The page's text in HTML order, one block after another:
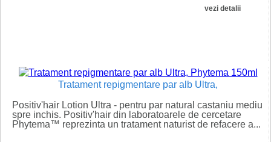
vezi detalii
Tratament repigmentare par alb Ultra,
Positiv'hair Lotion Ultra - pentru par natural castaniu mediu
spre inchis. Positiv'hair din laboratoarele de cercetare
Phytema™ reprezinta un tratament naturist de refacere a...